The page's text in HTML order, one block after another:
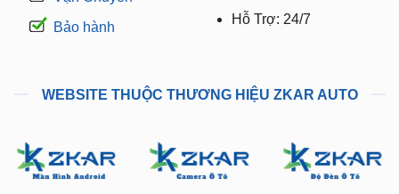
Bảo hành
Hỗ Trợ: 24/7
WEBSITE THUỘC THƯƠNG HIỆU ZKAR AUTO